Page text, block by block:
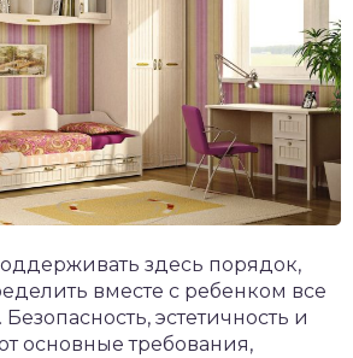
здесь порядок,
вместе с ребенком все
эстетичность и
основные требования,